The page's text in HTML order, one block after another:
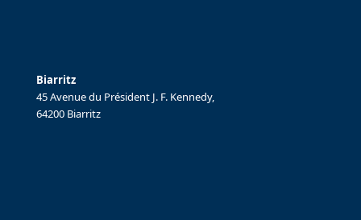
Biarritz
45 Avenue du Président J. F. Kennedy,
64200 Biarritz